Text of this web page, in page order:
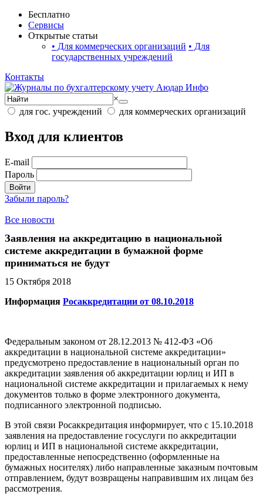
Бесплатно
Сервисы
Открытые статьи
• Для коммерческих организаций • Для
государственных учреждений
Контакты
×
для гос. учреждений
для коммерческих организаций
Вход для клиентов
E-mail
Пароль
Войти
Забыли пароль?
Все новости
Заявления на аккредитацию в национальной
системе аккредитации в бумажной форме
приниматься не будут
15 Октября 2018
Информация Росаккредитации от 08.10.2018
Федеральным законом от 28.12.2013 № 412-ФЗ «Об
аккредитации в национальной системе аккредитации»
предусмотрено предоставление в национальный орган по
аккредитации заявления об аккредитации юрлиц и ИП в
национальной системе аккредитации и прилагаемых к нему
документов только в форме электронного документа,
подписанного электронной подписью.
В этой связи Росаккредитация информирует, что с 15.10.2018
заявления на предоставление госуслуги по аккредитации
юрлиц и ИП в национальной системе аккредитации,
предоставленные непосредственно (оформленные на
бумажных носителях) либо направленные заказным почтовым
отправлением, будут возвращены направившим их лицам без
рассмотрения.